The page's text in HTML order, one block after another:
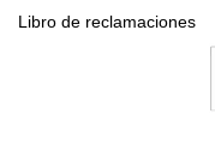
Libro de reclamaciones